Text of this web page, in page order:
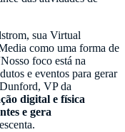
sua Virtual
como uma forma de
foco está na
e eventos para gerar
VP da
digital e física
e gera